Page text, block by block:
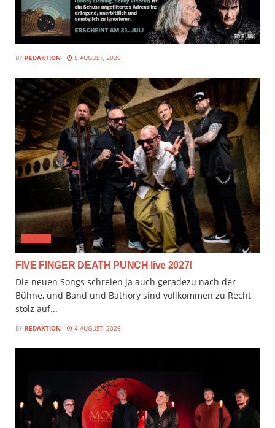
BY REDAKTION 5 AUGUST, 2026
FIVE FINGER DEATH PUNCH live 2027!
Die neuen Songs schreien ja auch geradezu nach der
Bühne, und Band und Bathory sind vollkommen zu Recht
stolz auf...
BY REDAKTION 4 AUGUST, 2026